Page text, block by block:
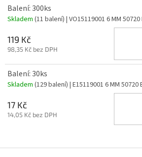
Balení: 300ks
Skladem (11 balení) | VO15119001 6 MM 50720
119 Kč
98,35 Kč bez DPH
Balení: 30ks
Skladem (129 balení) | E15119001 6 MM 50720
17 Kč
14,05 Kč bez DPH